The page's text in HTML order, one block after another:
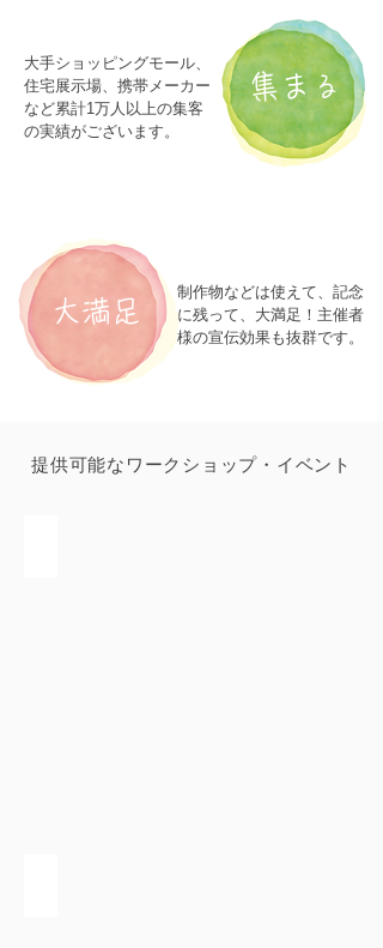
大手ショッピングモール、
住宅展示場、携帯メーカー
など累計1万人以上の集客
の実績がございます。
集まる
制作物などは使えて、記念
に残って、大満足！主催者
様の宣伝効果も抜群です。
​大満足
提供可能なワークショップ・イベント